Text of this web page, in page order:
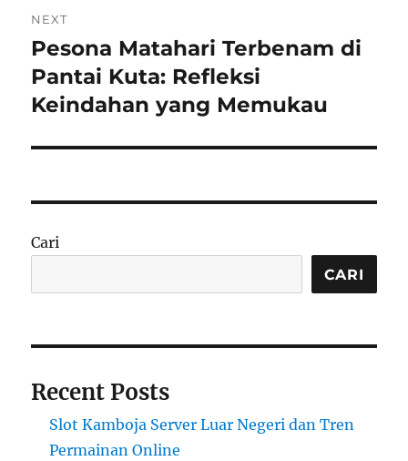
NEXT
Next
post:
Pesona Matahari Terbenam di
Pantai Kuta: Refleksi
Keindahan yang Memukau
Cari
CARI
Recent Posts
Slot Kamboja Server Luar Negeri dan Tren
Permainan Online